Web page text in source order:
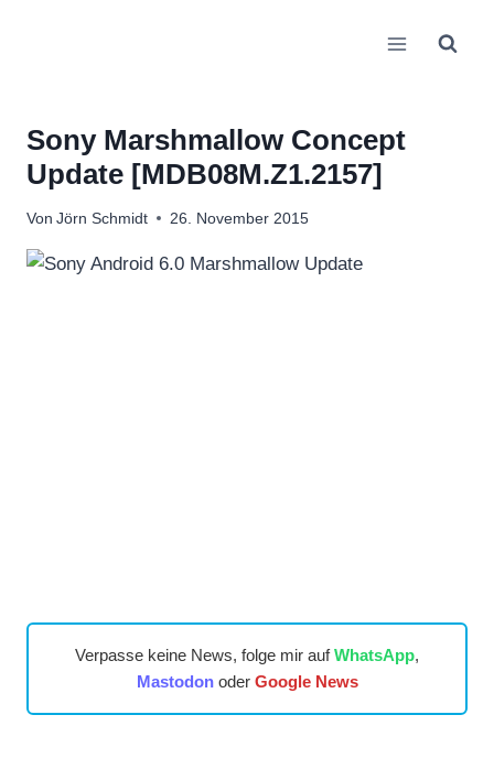
Sony Marshmallow Concept
Update [MDB08M.Z1.2157]
Von Jörn Schmidt 26. November 2015
Verpasse keine News, folge mir aufWhatsApp,
Mastodonoder Google News